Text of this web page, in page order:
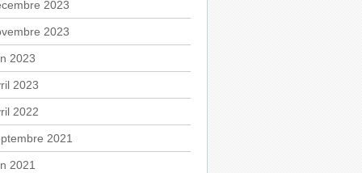
2023
2023
2023
2023
2022
2021
2021